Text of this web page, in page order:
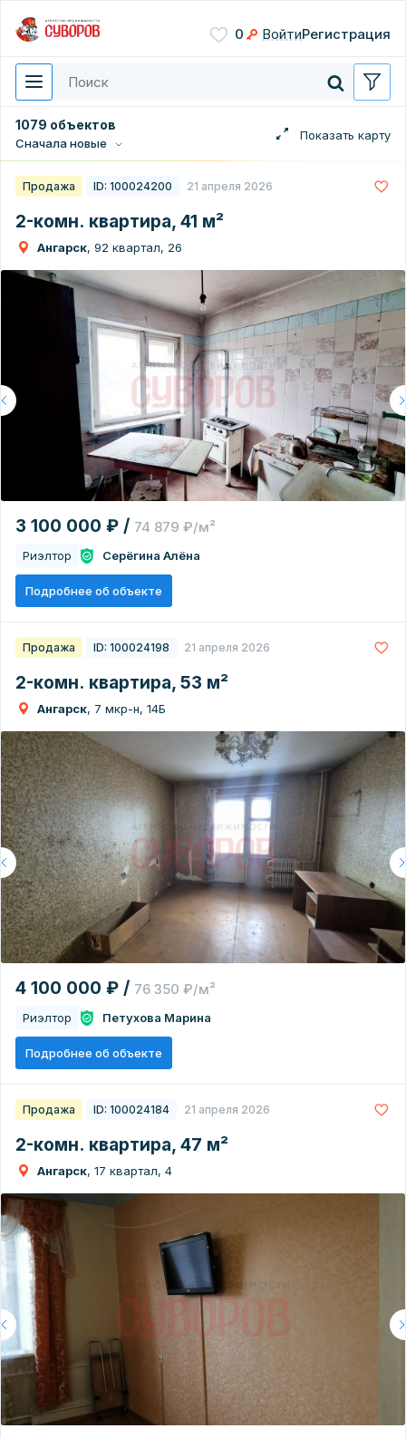
0 ВойтиРегистрация
1079 объектов
Сначала новые
Продажа ID: 100024200 21 апреля 2026
2-комн. квартира, 41 м²
Ангарск, 92 квартал, 26
3 100 000 ₽ / 74 879 ₽/м²
Риэлтор Серёгина Алёна
Подробнее об объекте
Продажа ID: 100024198 21 апреля 2026
2-комн. квартира, 53 м²
Ангарск, 7 мкр-н, 14Б
4 100 000 ₽ / 76 350 ₽/м²
Риэлтор Петухова Марина
Подробнее об объекте
Продажа ID: 100024184 21 апреля 2026
2-комн. квартира, 47 м²
Ангарск, 17 квартал, 4
Введите цифры с картинки
Нажимая кнопку, вы даете
согласие на обработку
персональных данных